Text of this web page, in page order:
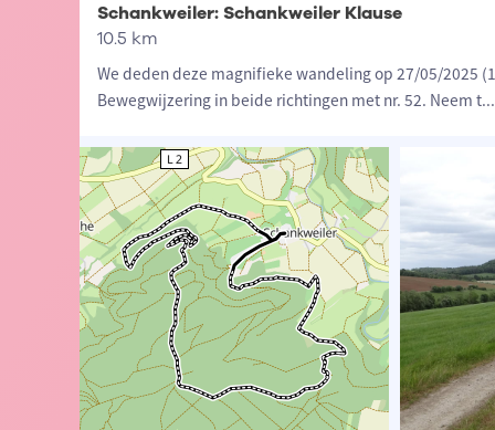
Schankweiler: Schankweiler Klause
10.5 km
We deden deze magnifieke wandeling op 27/05/2025
Bewegwijzering in beide richtingen met nr. 52. Neem t...